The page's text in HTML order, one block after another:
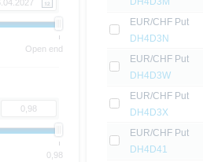
EUR/CHF Put
DH4D3N
EUR/CHF Put
DH4D3W
EUR/CHF Put
DH4D3X
EUR/CHF Put
DH4D41
Open end
0,98